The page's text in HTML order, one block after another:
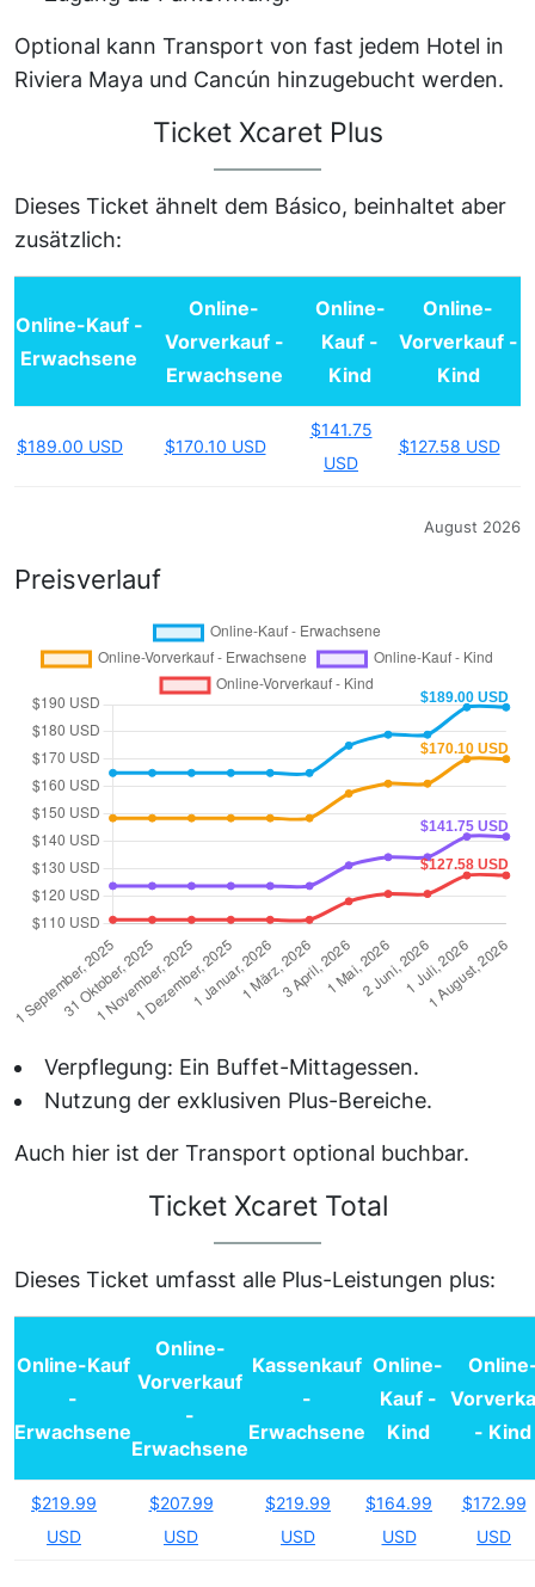
Optional kann Transport von fast jedem Hotel in
Riviera Maya und Cancún hinzugebucht werden.
Ticket Xcaret Plus
Dieses Ticket ähnelt dem Básico, beinhaltet aber
zusätzlich:
Online-Kauf -
Erwachsene
Online-
Vorverkauf -
Erwachsene
Online-
Kauf -
Kind
Online-
Vorverkauf -
Kind
$189.00 USD $170.10 USD
$141.75
USD
$127.58 USD
August 2026
Preisverlauf
Verpflegung: Ein Buffet-Mittagessen.
Nutzung der exklusiven Plus-Bereiche.
Auch hier ist der Transport optional buchbar.
Ticket Xcaret Total
Dieses Ticket umfasst alle Plus-Leistungen plus:
Online-Kauf
-
Erwachsene
Online-
Vorverkauf
-
Erwachsene
Kassenkauf
-
Erwachsene
Online-
Kauf -
Kind
- Kind
$219.99
USD
$207.99
USD
$219.99
USD
$164.99
USD
$172.99
USD